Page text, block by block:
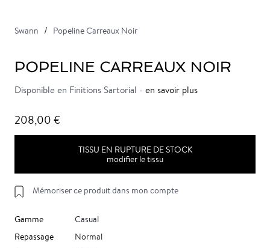
Swann Popeline Carreaux Noir
POPELINE CARREAUX NOIR
Disponible en Finitions Sartorial - en savoir plus
208,00 €
TISSU EN RUPTURE DE STOCK
modifier le tissu
Mémoriser ce produit dans mon compte
Gamme
Casual
Repassage
Normal